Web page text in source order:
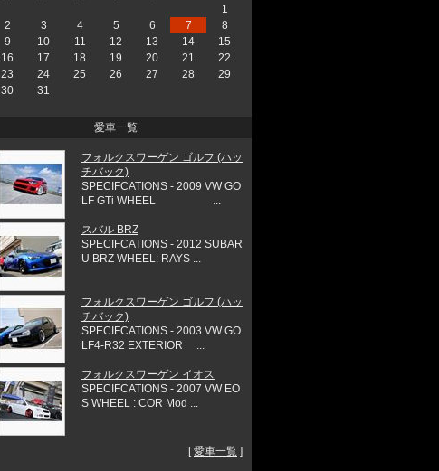
1
2
3 4 5 6 7
8
9
10 11 12 13 14
15
16
17 18 19 20 21
22
23
24 25 26 27 28
29
30
31
愛車一覧
フォルクスワーゲン ゴルフ (ハッ
チバック)
SPECIFCATIONS - 2009 VW GO
LF GTi WHEEL ...
スバル BRZ
SPECIFCATIONS - 2012 SUBAR
U BRZ WHEEL: RAYS ...
フォルクスワーゲン ゴルフ (ハッ
チバック)
SPECIFCATIONS - 2003 VW GO
LF4-R32 EXTERIOR ...
フォルクスワーゲン イオス
SPECIFCATIONS - 2007 VW EO
S WHEEL : COR Mod ...
[愛車一覧 ]